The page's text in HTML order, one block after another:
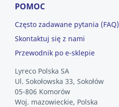
POMOC
Często zadawane pytania (FAQ)
Skontaktuj się z nami
Przewodnik po e-sklepie
Lyreco Polska SA
Ul. Sokołowska 33, Sokołów
05-806 Komorów
Woj. mazowieckie, Polska